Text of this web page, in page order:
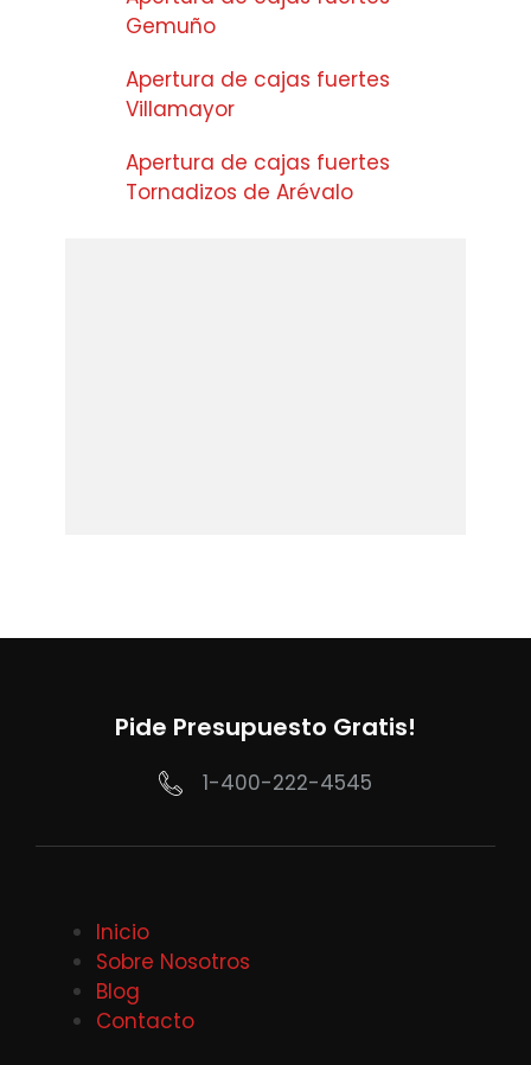
Gemuño
Apertura de cajas fuertes
Villamayor
Apertura de cajas fuertes
Tornadizos de Arévalo
Pide Presupuesto Gratis!
1-400-222-4545
Inicio
Sobre Nosotros
Blog
Contacto